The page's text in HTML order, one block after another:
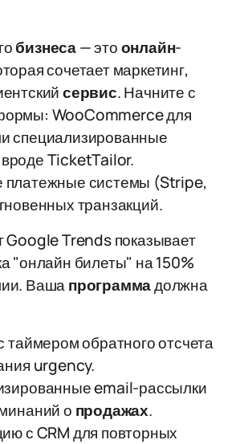
бизнеса— этоонлайн-
сочетает маркетинг,
сервис. Начните с
WooCommerce для
специализированные
TicketTailor.
платежные системы (Stripe,
транзакций.
Google Trends показывает
"онлайн билеты" на 150%
Вашапрограммадолжна
таймером обратного отсчета
urgency.
email-рассылки
о продажах.
с CRM для повторных